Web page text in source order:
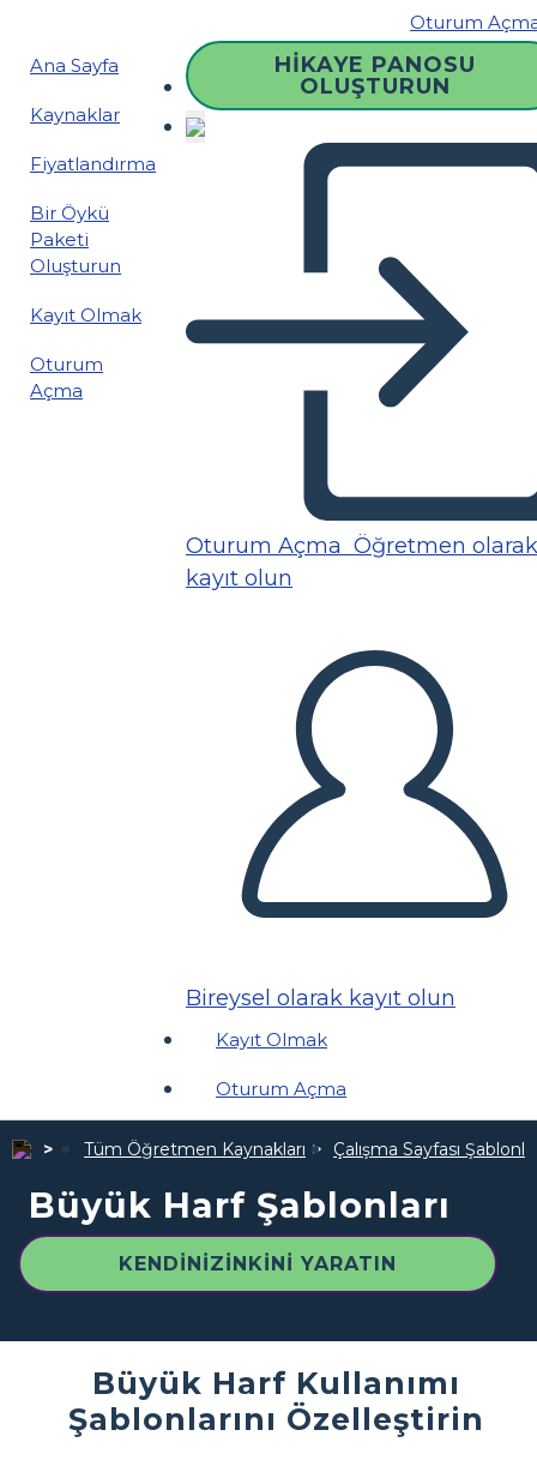
Oturum
Ana Sayfa
Kaynaklar
Fiyatlandırma
Bir Öykü
Paketi
Oluşturun
Kayıt Olmak
Oturum
Açma
HIKAYE PANOSU
OLUŞTURUN
Oturum Açma Öğretmen olarak
kayıt olun
Bireysel olarak kayıt olun
Kayıt Olmak
Oturum Açma
Tüm Öğretmen Kaynakları Çalışma Sayfası
Büyük Harf Şablonları
KENDINIZINKINI YARATIN
Büyük Harf Kullanımı
Şablonlarını Özelleştirin